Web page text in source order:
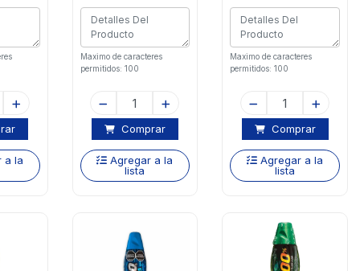
a la
Maximo de caracteres
permitidos: 100
Comprar
Agregar a la
lista
Maximo de caracteres
permitidos: 100
Comprar
Agregar a la
lista